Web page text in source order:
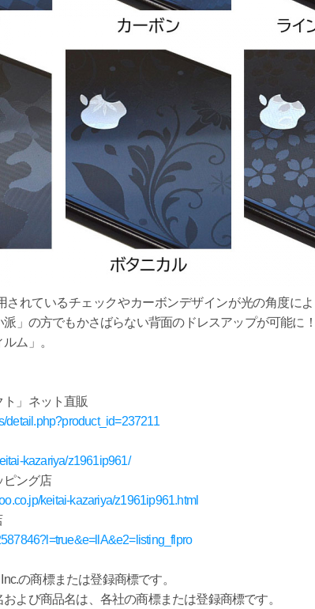
されているチェックやカーボンデザインが光の角度に
」の方でもかさばらない背面のドレスアップが可能に
ム」。
ト」ネット直販
detail.php?product_id=237211
kazariya/z1961ip961/
ピング店
keitai-kazariya/z1961ip961.html
の商標または登録商標です。
よび商品名は、各社の商標または登録商標です。